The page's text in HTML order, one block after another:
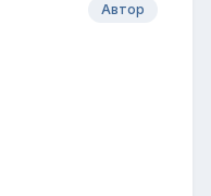
Автор